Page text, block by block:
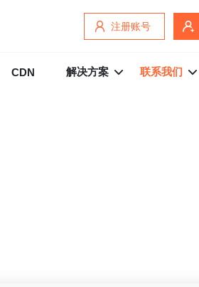
注册账号
CDN 解决方案 联系我们